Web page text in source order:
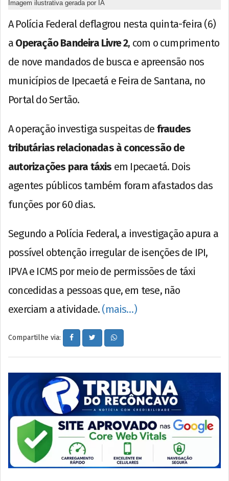
Imagem ilustrativa gerada por IA
A Polícia Federal deflagrou nesta quinta-feira (6)
a Operação Bandeira Livre 2, com o cumprimento
de nove mandados de busca e apreensão nos
municípios de Ipecaetá e Feira de Santana, no
Portal do Sertão.
A operação investiga suspeitas de fraudes
tributárias relacionadas à concessão de
autorizações para táxis em Ipecaetá. Dois
agentes públicos também foram afastados das
funções por 60 dias.
Segundo a Polícia Federal, a investigação apura a
possível obtenção irregular de isenções de IPI,
IPVA e ICMS por meio de permissões de táxi
concedidas a pessoas que, em tese, não
exerciam a atividade. (mais…)
Compartilhe via: